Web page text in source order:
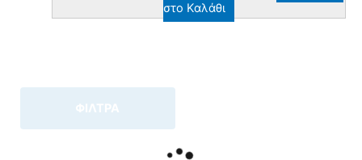
ΦΙΛΤΡΑ
στο Καλάθι